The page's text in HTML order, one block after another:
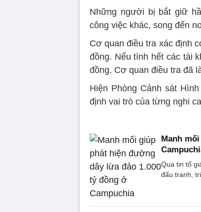
Những người bị bắt giữ
công việc khác, song đến
Cơ quan điều tra xác định
đồng. Nếu tính hết các tài
đồng. Cơ quan điều tra đã
Hiện Phòng Cảnh sát
định vai trò của từng nghi
Manh
Qua tin tố
đấu tranh,